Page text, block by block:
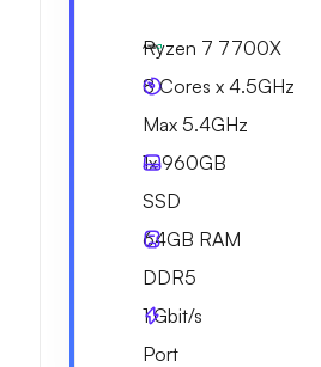
Ryzen 7 7700X
8 Cores x 4.5GHz
Max 5.4GHz
1x960GB
SSD
64GB RAM
DDR5
1Gbit/s
Port